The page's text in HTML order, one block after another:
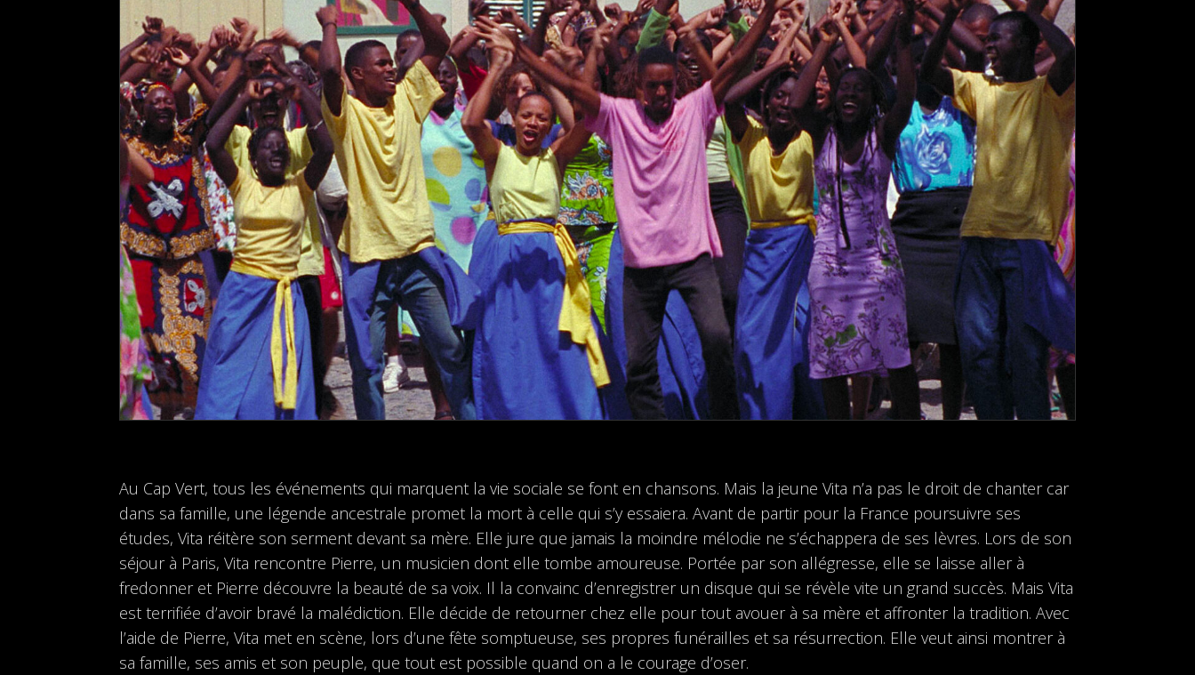
Au Cap Vert, tous les événements qui marquent la vie sociale se font en chansons. Mais la jeune Vita n’a pas le droit de chanter car
dans sa famille, une légende ancestrale promet la mort à celle qui s’y essaiera. Avant de partir pour la France poursuivre ses
études, Vita réitère son serment devant sa mère. Elle jure que jamais la moindre mélodie ne s’échappera de ses lèvres. Lors de son
séjour à Paris, Vita rencontre Pierre, un musicien dont elle tombe amoureuse. Portée par son allégresse, elle se laisse aller à
fredonner et Pierre découvre la beauté de sa voix. Il la convainc d’enregistrer un disque qui se révèle vite un grand succès. Mais Vita
est terrifiée d’avoir bravé la malédiction. Elle décide de retourner chez elle pour tout avouer à sa mère et affronter la tradition. Avec
l’aide de Pierre, Vita met en scène, lors d’une fête somptueuse, ses propres funérailles et sa résurrection. Elle veut ainsi montrer à
sa famille, ses amis et son peuple, que tout est possible quand on a le courage d’oser.